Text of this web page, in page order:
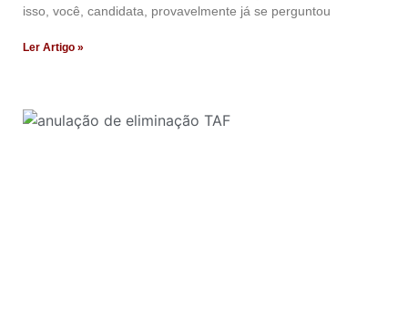
isso, você, candidata, provavelmente já se perguntou
Ler Artigo »